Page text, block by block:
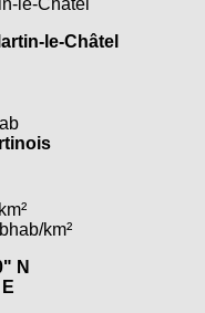
le-Châtel
km²
km²
N